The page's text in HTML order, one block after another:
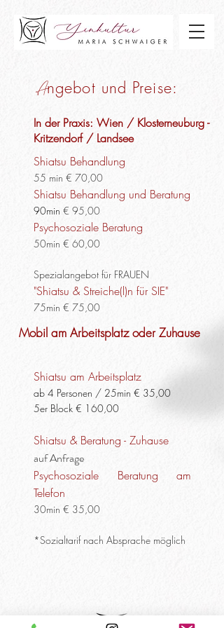
A ngebot und Preise:
In der Praxis: Wien / Klosterneuburg -
Kritzendorf / Landsee
Shiatsu Behandlung
55 min € 70,00
Shiatsu Behandlung und Beratung
90min € 95,00
Psychosoziale Beratung
50min € 60,00
Spezialangebot für FRAUEN
"Shiatsu & Streiche(l)n für SIE"
75min € 75,00
Shiatsu am Arbeitsplatz
ab 4 Personen / 25min € 35,00
5er Block € 160,00
Shiatsu & Beratung - Zuhause
auf Anfrage
Psychosoziale Beratung am
Telefon
30min € 35,00
*Sozialtarif nach Absprache möglich
Mobil am Arbeitsplatz oder Zuhause